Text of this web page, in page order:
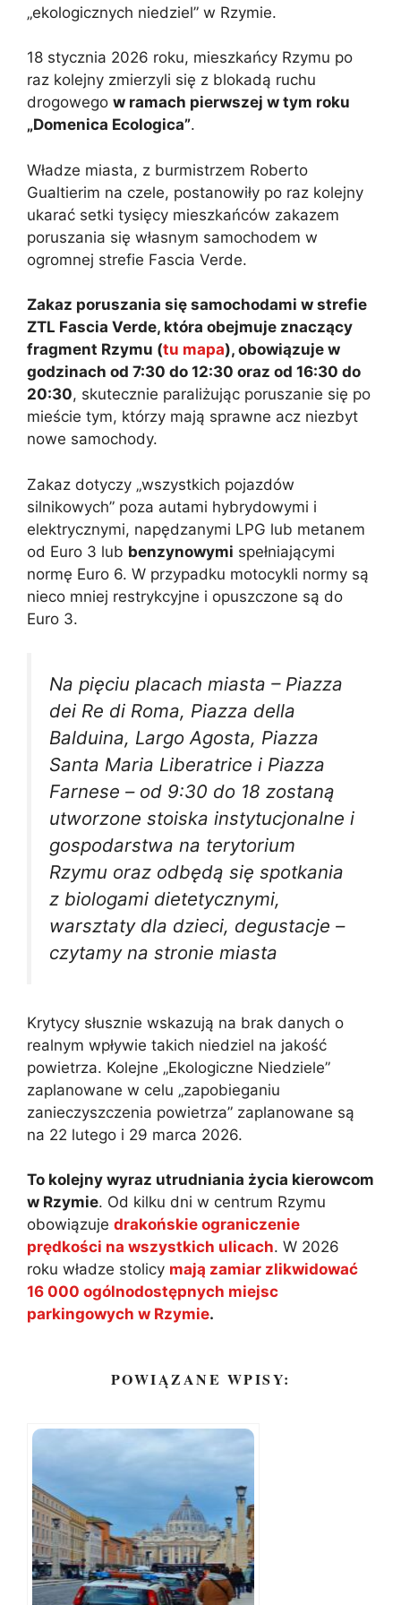
„ekologicznych niedziel” w Rzymie.
18 stycznia 2026 roku, mieszkańcy Rzymu po
raz kolejny zmierzyli się z blokadą ruchu
drogowego w ramach pierwszej w tym roku
„Domenica Ecologica”.
Władze miasta, z burmistrzem Roberto
Gualtierim na czele, postanowiły po raz kolejny
ukarać setki tysięcy mieszkańców zakazem
poruszania się własnym samochodem w
ogromnej strefie Fascia Verde.
Zakaz poruszania się samochodami w strefie
ZTL Fascia Verde, która obejmuje znaczący
fragment Rzymu (tu mapa), obowiązuje w
godzinach od 7:30 do 12:30 oraz od 16:30 do
20:30, skutecznie paraliżując poruszanie się po
mieście tym, którzy mają sprawne acz niezbyt
nowe samochody.
Zakaz dotyczy „wszystkich pojazdów
silnikowych” poza autami hybrydowymi i
elektrycznymi, napędzanymi LPG lub metanem
od Euro 3 lub benzynowymi spełniającymi
normę Euro 6. W przypadku motocykli normy są
nieco mniej restrykcyjne i opuszczone są do
Euro 3.
Na pięciu placach miasta – Piazza
dei Re di Roma, Piazza della
Balduina, Largo Agosta, Piazza
Santa Maria Liberatrice i Piazza
Farnese – od 9:30 do 18 zostaną
utworzone stoiska instytucjonalne i
gospodarstwa na terytorium
Rzymu oraz odbędą się spotkania
z biologami dietetycznymi,
warsztaty dla dzieci, degustacje –
czytamy na stronie miasta
Krytycy słusznie wskazują na brak danych o
realnym wpływie takich niedziel na jakość
powietrza. Kolejne „Ekologiczne Niedziele”
zaplanowane w celu „zapobieganiu
zanieczyszczenia powietrza” zaplanowane są
na 22 lutego i 29 marca 2026.
To kolejny wyraz utrudniania życia kierowcom
w Rzymie. Od kilku dni w centrum Rzymu
obowiązuje drakońskie ograniczenie
prędkości na wszystkich ulicach. W 2026
roku władze stolicy mają zamiar zlikwidować
16 000 ogólnodostępnych miejsc
parkingowych w Rzymie.
POWIĄZANE WPISY: